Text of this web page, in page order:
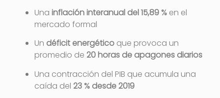
Una inflación interanual del 15,89 % en el
mercado formal
Un déficit energético que provoca un
promedio de 20 horas de apagones diarios
Una contracción del PIB que acumula una
caída del 23 % desde 2019